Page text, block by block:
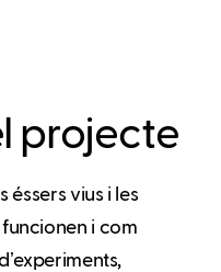
projecte
éssers vius i les
i com